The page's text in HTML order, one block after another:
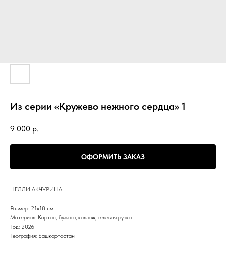
Из серии «Кружево нежного сердца» 1
9 000 р.
ОФОРМИТЬ ЗАКАЗ
НЕЛЛИ АКЧУРИНА
Размер: 21х18 см
Материал: Картон, бумага, коллаж, гелевая ручка
Год: 2026
География: Башкортостан